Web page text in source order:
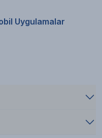
Uygulamalar